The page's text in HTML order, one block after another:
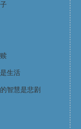
生活
智慧是悲剧